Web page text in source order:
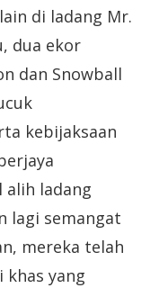
di ladang Mr.
dua ekor
dan Snowball
kebijaksaan
ladang
lagi semangat
mereka telah
khas yang